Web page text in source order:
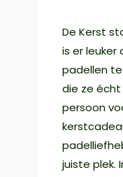
De Kerst
is er leuker
padellen
die ze écht
persoon
juiste plek.